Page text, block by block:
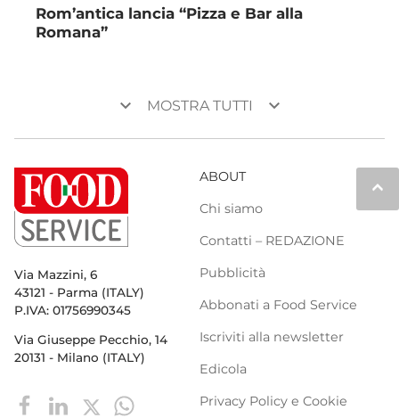
Rom’antica lancia “Pizza e Bar alla
Romana”
keyboard_arrow_down MOSTRA TUTTI keyboard_arrow_down
keyboard_arrow_up
Via Mazzini, 6
43121 - Parma (ITALY)
P.IVA: 01756990345
Via Giuseppe Pecchio, 14
20131 - Milano (ITALY)
ABOUT
Chi siamo
Contatti – REDAZIONE
Pubblicità
Abbonati a Food Service
Iscriviti alla newsletter
Edicola
Privacy Policy e Cookie